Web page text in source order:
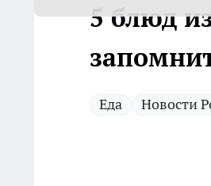
5 блюд
Еда Новости